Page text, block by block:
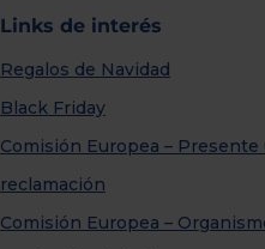
Links de interés
Regalos de Navidad
Black Friday
Comisión Europea – Presente
reclamación
Comisión Europea –